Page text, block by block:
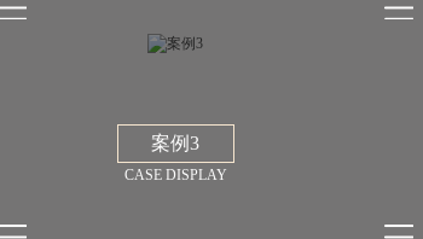
案例3
CASE DISPLAY